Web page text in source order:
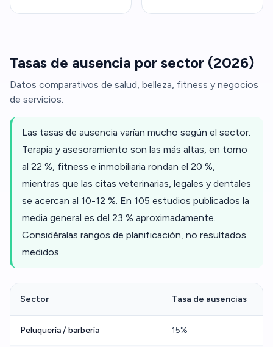
Tasas de ausencia por sector (2026)
Datos comparativos de salud, belleza, fitness y negocios
de servicios.
Las tasas de ausencia varían mucho según el sector.
Terapia y asesoramiento son las más altas, en torno
al 22 %, fitness e inmobiliaria rondan el 20 %,
mientras que las citas veterinarias, legales y dentales
se acercan al 10-12 %. En 105 estudios publicados la
media general es del 23 % aproximadamente.
Considéralas rangos de planificación, no resultados
medidos.
Sector Tasa de ausencias
Peluquería / barbería 15%